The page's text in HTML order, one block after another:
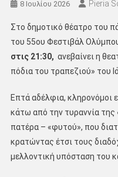
8 Ιουλίου 2026 Pieria
Στο δημοτικό θέατρο του
του 55ου Φεστιβάλ
στις 21:30, ανεβαίνει η
πόδια του τραπεζιού» του
Επτά αδέλφια, κληρονόμοι
κάτω από την τυραννία της
πατέρα – «φυτού», που
κρατώντας έτσι τους
μελλοντική υπόσταση του